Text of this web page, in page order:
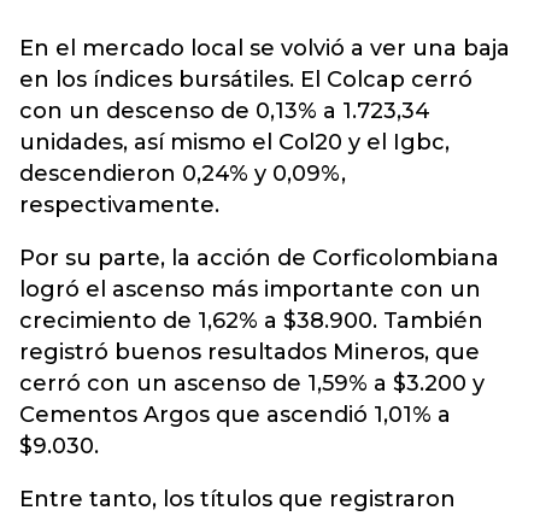
En el mercado local se volvió a ver una baja
en los índices bursátiles. El Colcap cerró
con un descenso de 0,13% a 1.723,34
unidades, así mismo el Col20 y el Igbc,
descendieron 0,24% y 0,09%,
respectivamente.
Por su parte, la acción de Corficolombiana
logró el ascenso más importante con un
crecimiento de 1,62% a $38.900. También
registró buenos resultados Mineros, que
cerró con un ascenso de 1,59% a $3.200 y
Cementos Argos que ascendió 1,01% a
$9.030.
Entre tanto, los títulos que registraron